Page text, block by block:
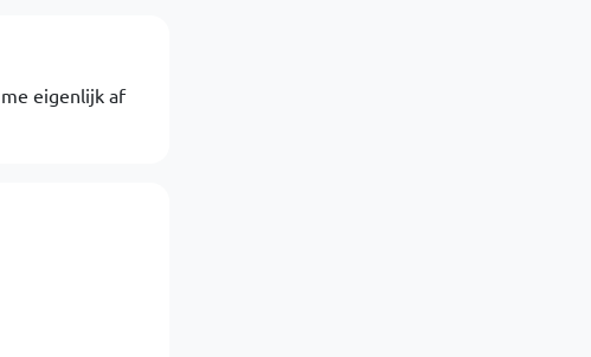
eigenlijk af